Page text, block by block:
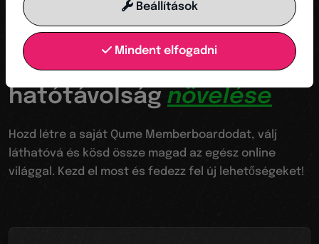
Az ugródeszkád a digitális világba
Láthatóvá válik a
hatótávolság növelése
Hozd létre a saját Qume Memberboardodat, válj
láthatóvá és kösd össze magad az egész online
világgal. Kezd el most és fedezz fel új lehetőségeket!
Beállítások
Mindent elfogadni